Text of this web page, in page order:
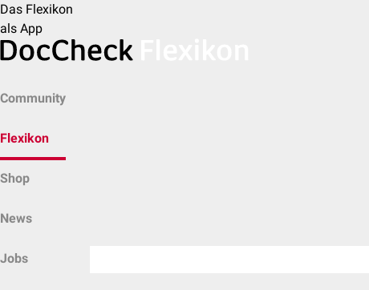
Das Flexikon
als App
Community
Flexikon
Shop
News
Jobs